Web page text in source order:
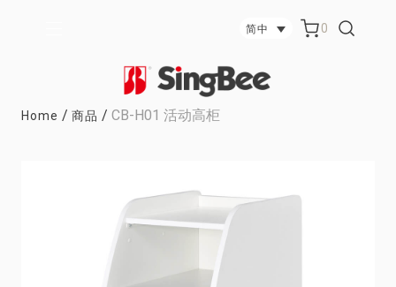
简中 0
Home / 商品 / CB-H01 活动高柜